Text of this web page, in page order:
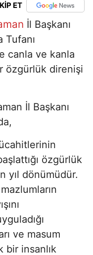
ET
İl Başkanı
Tufanı
canla ve kanla
özgürlük direnişi
İl Başkanı
özgürlük
yıl dönümüdür.
ve masum
bir insanlık